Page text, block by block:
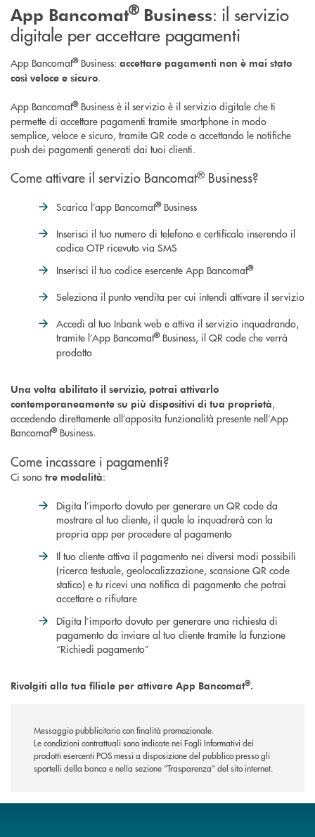
App Bancomat®Business: il servizio
digitale per accettare pagamenti
App Bancomat®Business: accettare pagamenti non è mai stato
così veloce e sicuro.
App Bancomat®Business è il servizio è il servizio digitale che ti
permette di accettare pagamenti tramite smartphone in modo
semplice, veloce e sicuro, tramite QR code o accettando le notifiche
push dei pagamenti generati dai tuoi clienti.
Come attivare il servizio Bancomat® Business?
Scarica l’app Bancomat®Business
Inserisci il tuo numero di telefono e certificalo inserendo il
codice OTP ricevuto via SMS
Inserisci il tuo codice esercente App Bancomat®
Seleziona il punto vendita per cui intendi attivare il servizio
Accedi al tuo Inbank web e attiva il servizio inquadrando,
tramite l’App Bancomat®Business, il QR code che verrà
prodotto
Una volta abilitato il servizio, potrai attivarlo
contemporaneamente su più dispositivi di tua proprietà,
accedendo direttamente all’apposita funzionalità presente nell’App
Bancomat®Business.
Come incassare i pagamenti?
Ci sono tre modalità:
Digita l’importo dovuto per generare un QR code da
mostrare al tuo cliente, il quale lo inquadrerà con la
propria app per procedere al pagamento
Il tuo cliente attiva il pagamento nei diversi modi possibili
(ricerca testuale, geolocalizzazione, scansione QR code
statico) e tu ricevi una notifica di pagamento che potrai
accettare o rifiutare
Digita l’importo dovuto per generare una richiesta di
pagamento da inviare al tuo cliente tramite la funzione
“Richiedi pagamento”
Rivolgiti alla tua filiale per attivare App Bancomat®.
Messaggio pubblicitario con finalità promozionale.
Le condizioni contrattuali sono indicate nei Fogli Informativi dei
prodotti esercenti POS messi a disposizione del pubblico presso gli
sportelli della banca e nella sezione “Trasparenza” del sito internet.